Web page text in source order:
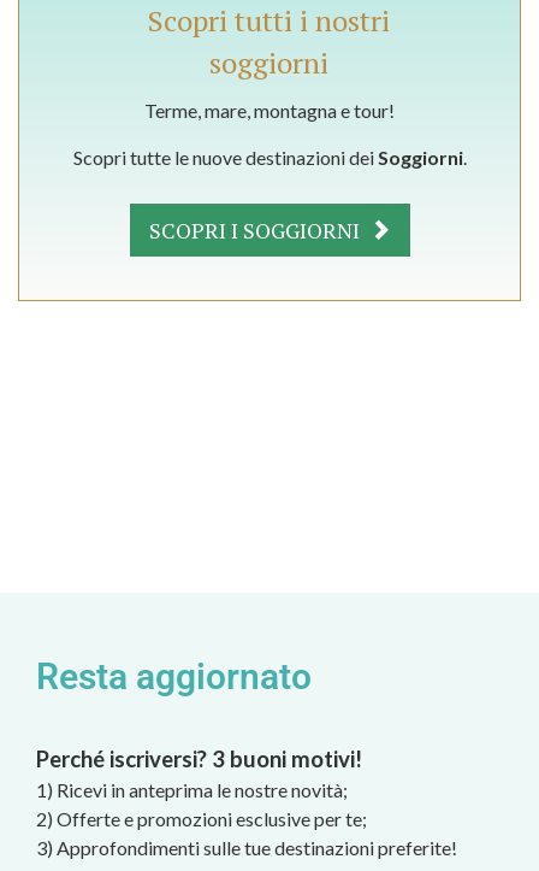
Scopri tutti i nostri
soggiorni
Terme, mare, montagna e tour!
Scopri tutte le nuove destinazioni deiSoggiorni.
SCOPRI I SOGGIORNI
Resta aggiornato
Perché iscriversi? 3 buoni motivi!
1) Ricevi in anteprima le nostre novità;
2) Offerte e promozioni esclusive per te;
3) Approfondimenti sulle tue destinazioni preferite!